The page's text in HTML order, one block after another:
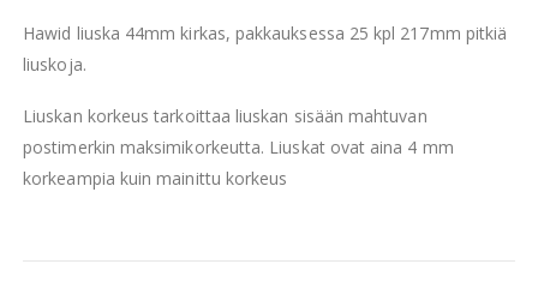
Hawid liuska 44mm kirkas, pakkauksessa 25 kpl 217mm pitkiä
liuskoja.
Liuskan korkeus tarkoittaa liuskan sisään mahtuvan
postimerkin maksimikorkeutta. Liuskat ovat aina 4 mm
korkeampia kuin mainittu korkeus